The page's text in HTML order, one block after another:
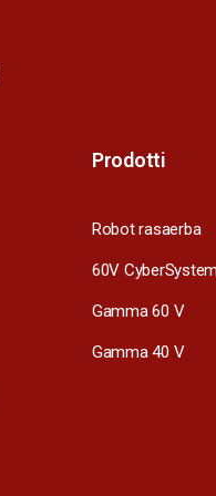
Prodotti
Robot rasaerba
60V CyberSystem
Gamma 60 V
Gamma 40 V